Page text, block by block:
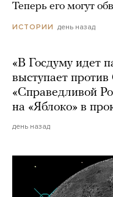
Теперь его могут
ИСТОРИИ день назад
«В Госдуму идет
выступает
«Справедливой
на «Яблоко» в
день назад